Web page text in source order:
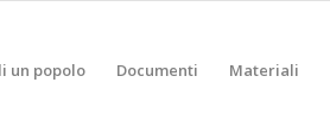
un popolo Documenti Materiali